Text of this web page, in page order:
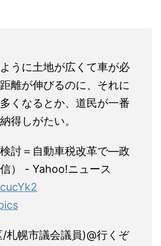
うに土地が広くて車が必
離が伸びるのに、それに
くなるとか、道民が一番
得しがたい。
討＝自動車税改革で―政
） - Yahoo!ニュース
幌市議会議員)@行くぞ